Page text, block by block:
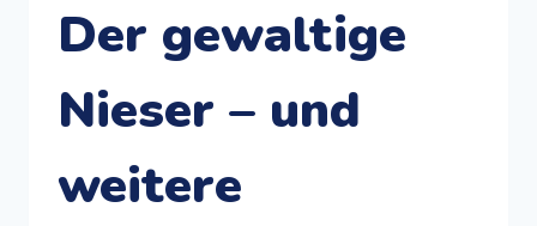
Der gewaltige
Nieser – und
weitere